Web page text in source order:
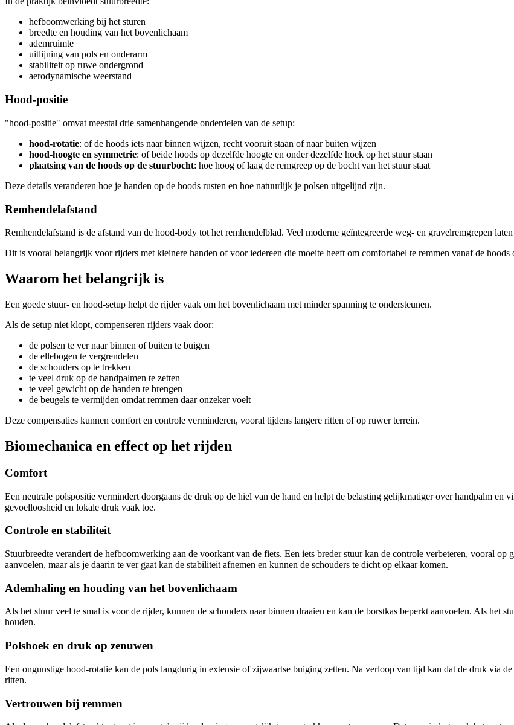
hefboomwerking bij het sturen
breedte en houding van het bovenlichaam
ademruimte
uitlijning van pols en onderarm
stabiliteit op ruwe ondergrond
aerodynamische weerstand
Hood-positie
"hood-positie" omvat meestal drie samenhangende onderdelen van de setup:
hood-rotatie: of de hoods iets naar binnen wijzen, recht vooruit staan of naar buiten wijzen
hood-hoogte en symmetrie: of beide hoods op dezelfde hoogte en onder dezelfde hoek op het stuur staan
plaatsing van de hoods op de stuurbocht: hoe hoog of laag de remgreep op de bocht van het stuur staat
Deze details veranderen hoe je handen op de hoods rusten en hoe natuurlijk je polsen uitgelijnd zijn.
Remhendelafstand
Remhendelafstand is de afstand van de hood-body tot het remhendelblad. Veel moderne geïntegreerde weg- en gravelremgrepen
Dit is vooral belangrijk voor rijders met kleinere handen of voor iedereen die moeite heeft om comfortabel te remmen vanaf de hoods
Waarom het belangrijk is
Een goede stuur- en hood-setup helpt de rijder vaak om het bovenlichaam met minder spanning te ondersteunen.
Als de setup niet klopt, compenseren rijders vaak door:
de polsen te ver naar binnen of buiten te buigen
de ellebogen te vergrendelen
de schouders op te trekken
te veel druk op de handpalmen te zetten
te veel gewicht op de handen te brengen
de beugels te vermijden omdat remmen daar onzeker voelt
Deze compensaties kunnen comfort en controle verminderen, vooral tijdens langere ritten of op ruwer terrein.
Biomechanica en effect op het rijden
Comfort
Een neutrale polspositie vermindert doorgaans de druk op de hiel van de hand en helpt de belasting gelijkmatiger over handpalm en
gevoelloosheid en lokale druk vaak toe.
Controle en stabiliteit
Stuurbreedte verandert de hefboomwerking aan de voorkant van de fiets. Een iets breder stuur kan de controle verbeteren, vooral
aanvoelen, maar als je daarin te ver gaat kan de stabiliteit afnemen en kunnen de schouders te dicht op elkaar komen.
Ademhaling en houding van het bovenlichaam
Als het stuur veel te smal is voor de rijder, kunnen de schouders naar binnen draaien en kan de borstkas beperkt aanvoelen. Als het
houden.
Polshoek en druk op zenuwen
Een ongunstige hood-rotatie kan de pols langdurig in extensie of zijwaartse buiging zetten. Na verloop van tijd kan dat de druk via
ritten.
Vertrouwen bij remmen